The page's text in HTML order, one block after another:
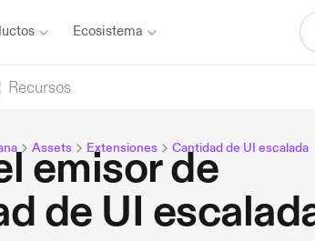
Ecosistema
Recursos
Assets Extensiones Cantidad de UI escalada
emisor de
de UI